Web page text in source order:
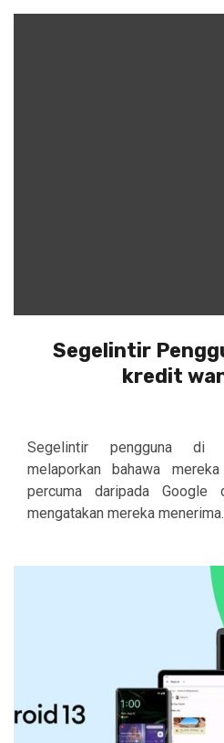
Segelintir
kredit
Segelintir pengguna di
melaporkan bahawa
percuma daripada Google
mengatakan mereka